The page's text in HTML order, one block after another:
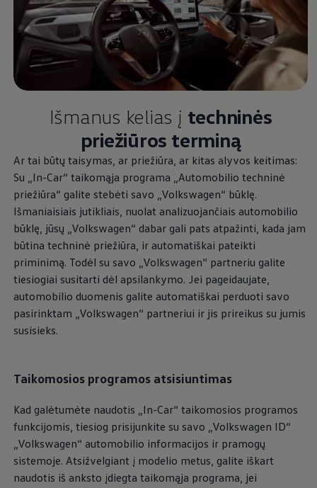
Ratai ir padangos
Pagalba įvykus eismo įvykiui ar automobiliui
Volkswagen servisas
Priedai
Interjero ir eksterjero apsauga
Transportavimo ir bagažo sprendimai
Pramogos ir elektronika
Sieninė įkrovimo stotelė ir įkrovimo kabeliai
Informacija klientams
Perdirbimas ir grąžinimas
Atšaukimo kampanijos
Įspėjamieji ir kiti šviesos indikatoriai
Naujausi jūsų Volkswagen automobilio
Vidaus degimo variklį turinčių automobilių
Skaitmeninė instrukcija
myVolkswagen
Takata oro pagalvių atšaukimas dėl saugos problemų
Išmanus kelias į techninės
priežiūros terminą
Ar tai būtų taisymas, ar priežiūra, ar kitas alyvos keitimas:
Su „In-Car“ taikomąja programa „Automobilio techninė
priežiūra“ galite stebėti savo „Volkswagen“ būklę.
Išmaniaisiais jutikliais, nuolat analizuojančiais automobilio
būklę, jūsų „Volkswagen“ dabar gali pats atpažinti, kada jam
būtina techninė priežiūra, ir automatiškai pateikti
priminimą. Todėl su savo „Volkswagen“ partneriu galite
tiesiogiai susitarti dėl apsilankymo. Jei pageidaujate,
automobilio duomenis galite automatiškai perduoti savo
pasirinktam „Volkswagen“ partneriui ir jis prireikus su jumis
susisieks.
Taikomosios programos atsisiuntimas
Kad galėtumėte naudotis „In-Car“ taikomosios programos
funkcijomis, tiesiog prisijunkite su savo „Volkswagen ID“
„Volkswagen“ automobilio informacijos ir pramogų
sistemoje. Atsižvelgiant į modelio metus, galite iškart
naudotis iš anksto įdiegta taikomąja programa, jei